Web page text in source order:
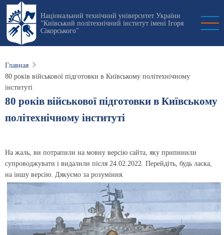
Перейти
основному
содержанию
Національний технічний університет України
"Київський політехнічний інститут імені Ігоря
Сікорського"
Главная
80 років військової підготовки в Київському політехнічному
інституті
80 років військової підготовки в Київському
політехнічному інституті
На жаль, ви потрапили на мовну версію сайта, яку припинили
супроводжувати і видалили після 24.02.2022. Перейдіть, будь ласка,
на іншу версію. Дякуємо за розуміння.